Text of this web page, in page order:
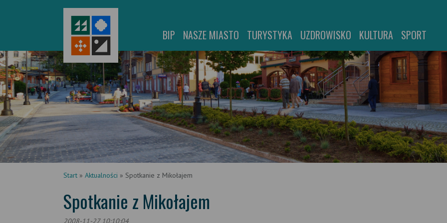
BIP NASZE MIASTO TURYSTYKA UZDROWISKO KULTURA SPORT
Start » Aktualności » Spotkanie z Mikołajem
Spotkanie z Mikołajem
2008-11-27 10:10:04